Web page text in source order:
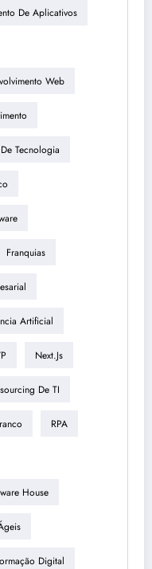
De Aplicativos
Web
Tecnologia
Franquias
Artificial
Next.js
De TI
RPA
House
Digital